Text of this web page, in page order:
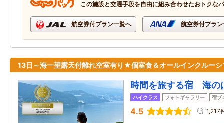
この施設と交通手段を自由に組み合わせたおトクな
航空券付プラン一覧へ 航空券付プラ
13日～海一望露天付離れ空室有り★個室食＆オールインクルーシ
時間を旅する宿 海の
ハイクラス フォトギャラリー 宿ブ
4.5 1,217